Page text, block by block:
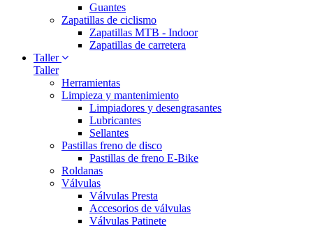
Guantes
Zapatillas de ciclismo
Zapatillas MTB - Indoor
Zapatillas de carretera
Taller
Taller
Herramientas
Limpieza y mantenimiento
Limpiadores y desengrasantes
Lubricantes
Sellantes
Pastillas freno de disco
Pastillas de freno E-Bike
Roldanas
Válvulas
Válvulas Presta
Accesorios de válvulas
Válvulas Patinete